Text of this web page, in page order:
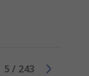
5 / 243